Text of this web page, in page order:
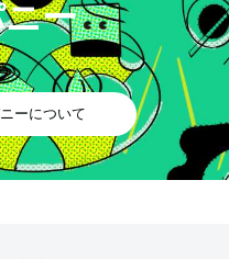
ー
ーについて